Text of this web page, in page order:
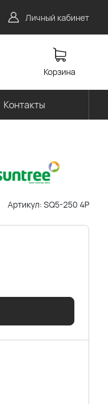
Личный кабинет
Корзина
Контакты
Артикул: SQ5-250 4P